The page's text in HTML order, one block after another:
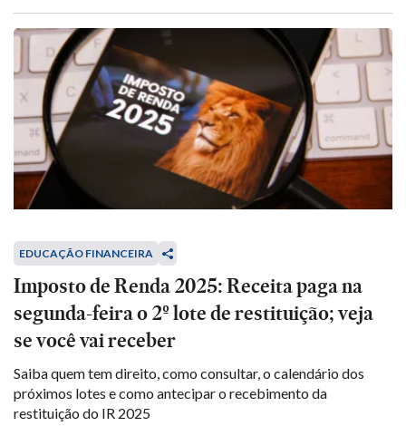
EDUCAÇÃO FINANCEIRA
Imposto de Renda 2025: Receita paga na
segunda-feira o 2º lote de restituição; veja
se você vai receber
Saiba quem tem direito, como consultar, o calendário dos
próximos lotes e como antecipar o recebimento da
restituição do IR 2025